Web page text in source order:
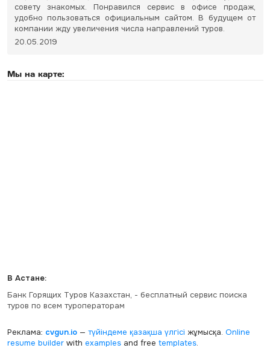
совету знакомых. Понравился сервис в офисе продаж,
удобно пользоваться официальным сайтом. В будущем от
компании жду увеличения числа направлений туров.
20.05.2019
Мы на карте:
В Астане:
Банк Горящих Туров Казахстан, - бесплатный сервис поиска
туров по всем туроператорам
Реклама: cvgun.io— түйіндеме қазақша үлгісі жұмысқа. Online
resume builderwith examplesand free templates.